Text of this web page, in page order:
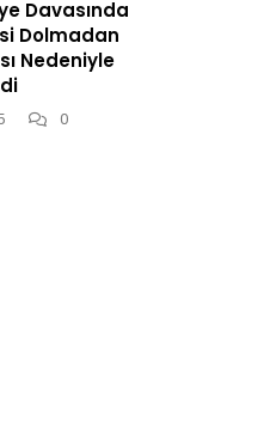
Davasında
Dolmadan
Nedeniyle
0